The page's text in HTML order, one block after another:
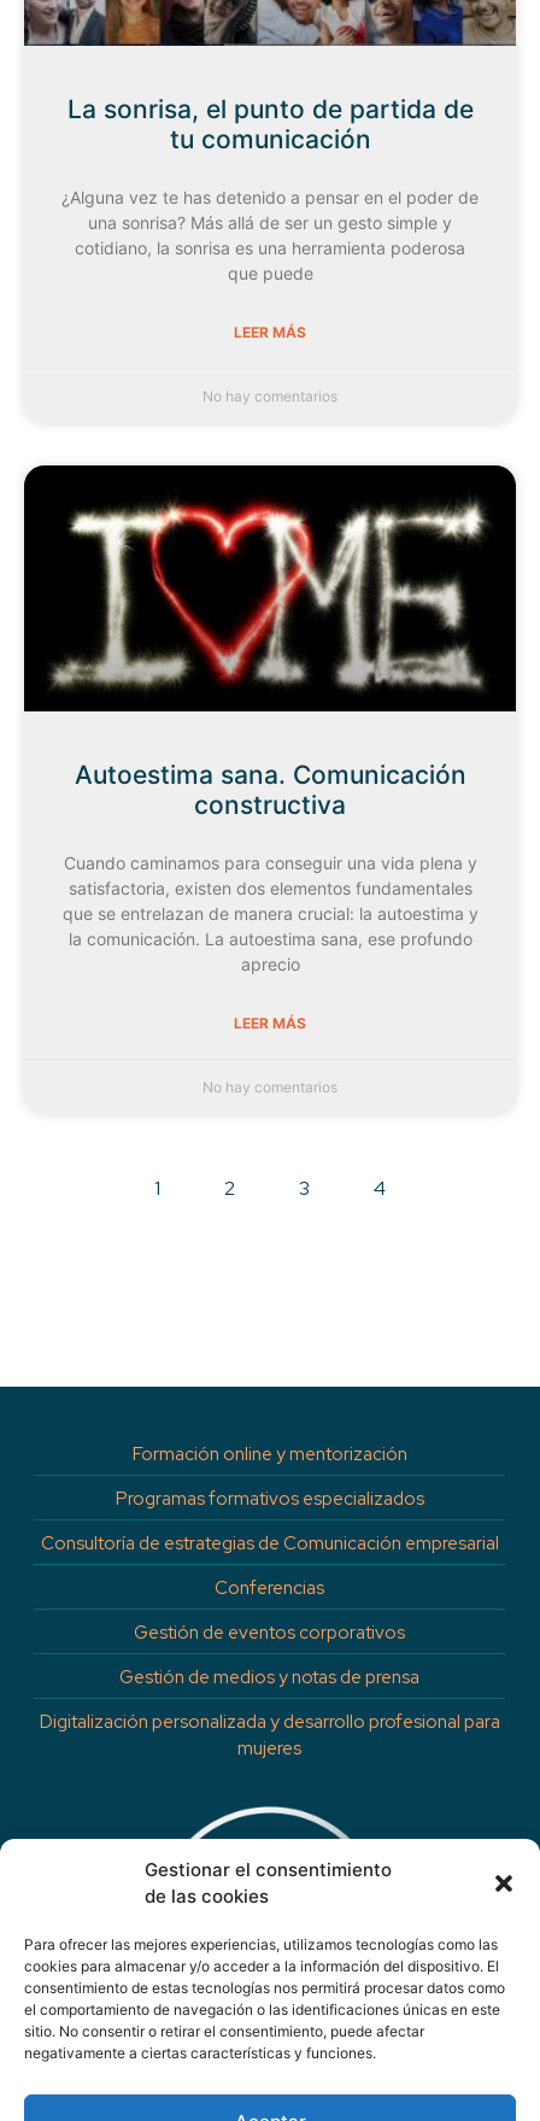
Gestionar el consentimiento
de las cookies
Para ofrecer las mejores experiencias, utilizamos tecnologías como las
cookies para almacenar y/o acceder a la información del dispositivo. El
consentimiento de estas tecnologías nos permitirá procesar datos como
el comportamiento de navegación o las identificaciones únicas en este
sitio. No consentir o retirar el consentimiento, puede afectar
negativamente a ciertas características y funciones.
La sonrisa, el punto de partida de
tu comunicación
¿Alguna vez te has detenido a pensar en el poder de
una sonrisa? Más allá de ser un gesto simple y
cotidiano, la sonrisa es una herramienta poderosa
que puede
LEER MÁS
No hay comentarios
Autoestima sana. Comunicación
constructiva
Cuando caminamos para conseguir una vida plena y
satisfactoria, existen dos elementos fundamentales
que se entrelazan de manera crucial: la autoestima y
la comunicación. La autoestima sana, ese profundo
aprecio
LEER MÁS
No hay comentarios
1 2 3 4
Formación online y mentorización
Programas formativos especializados
Consultoría de estrategias de Comunicación empresarial
Conferencias
Gestión de eventos corporativos
Gestión de medios y notas de prensa
Digitalización personalizada y desarrollo profesional para
mujeres